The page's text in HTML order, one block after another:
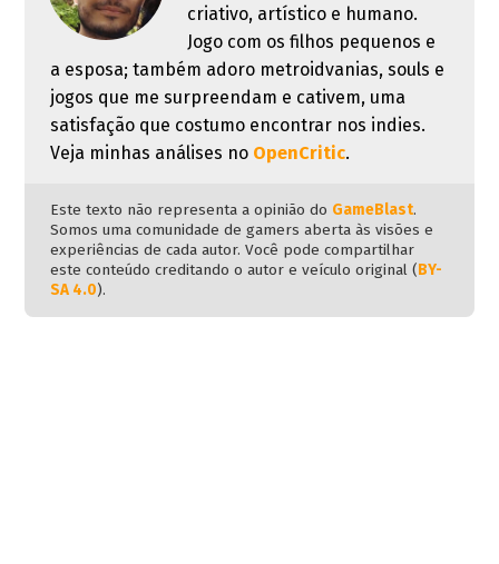
criativo, artístico e humano.
Jogo com os filhos pequenos e
a esposa; também adoro metroidvanias, souls e
jogos que me surpreendam e cativem, uma
satisfação que costumo encontrar nos indies.
Veja minhas análises no OpenCritic.
Este texto não representa a opinião do GameBlast.
Somos uma comunidade de gamers aberta às visões e
experiências de cada autor. Você pode compartilhar
este conteúdo creditando o autor e veículo original (BY-
SA 4.0).